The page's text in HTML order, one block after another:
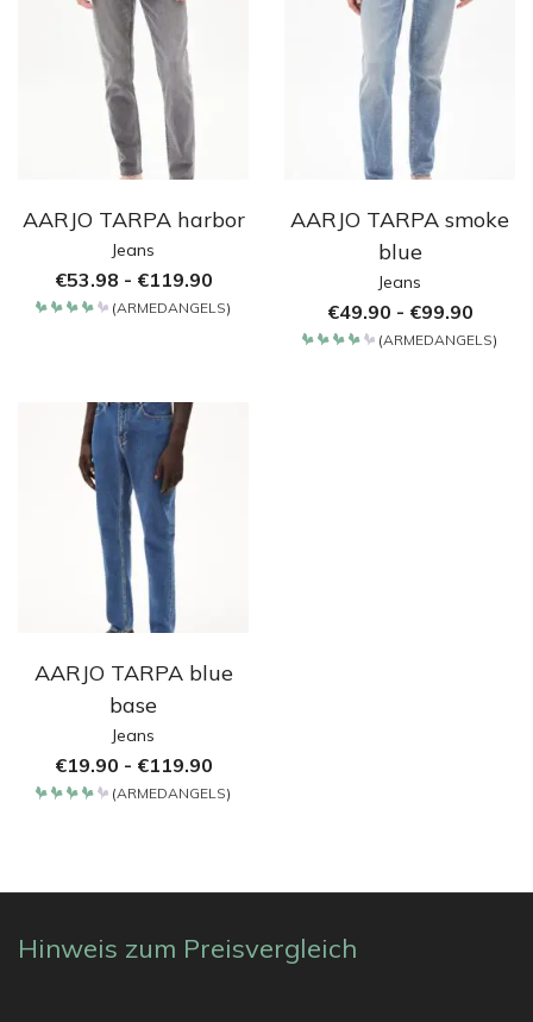
AARJO TARPA harbor
Jeans
€53.98 - €119.90
(ARMEDANGELS)
AARJO TARPA smoke
blue
Jeans
€49.90 - €99.90
(ARMEDANGELS)
AARJO TARPA blue
base
Jeans
€19.90 - €119.90
(ARMEDANGELS)
Hinweis zum Preisvergleich